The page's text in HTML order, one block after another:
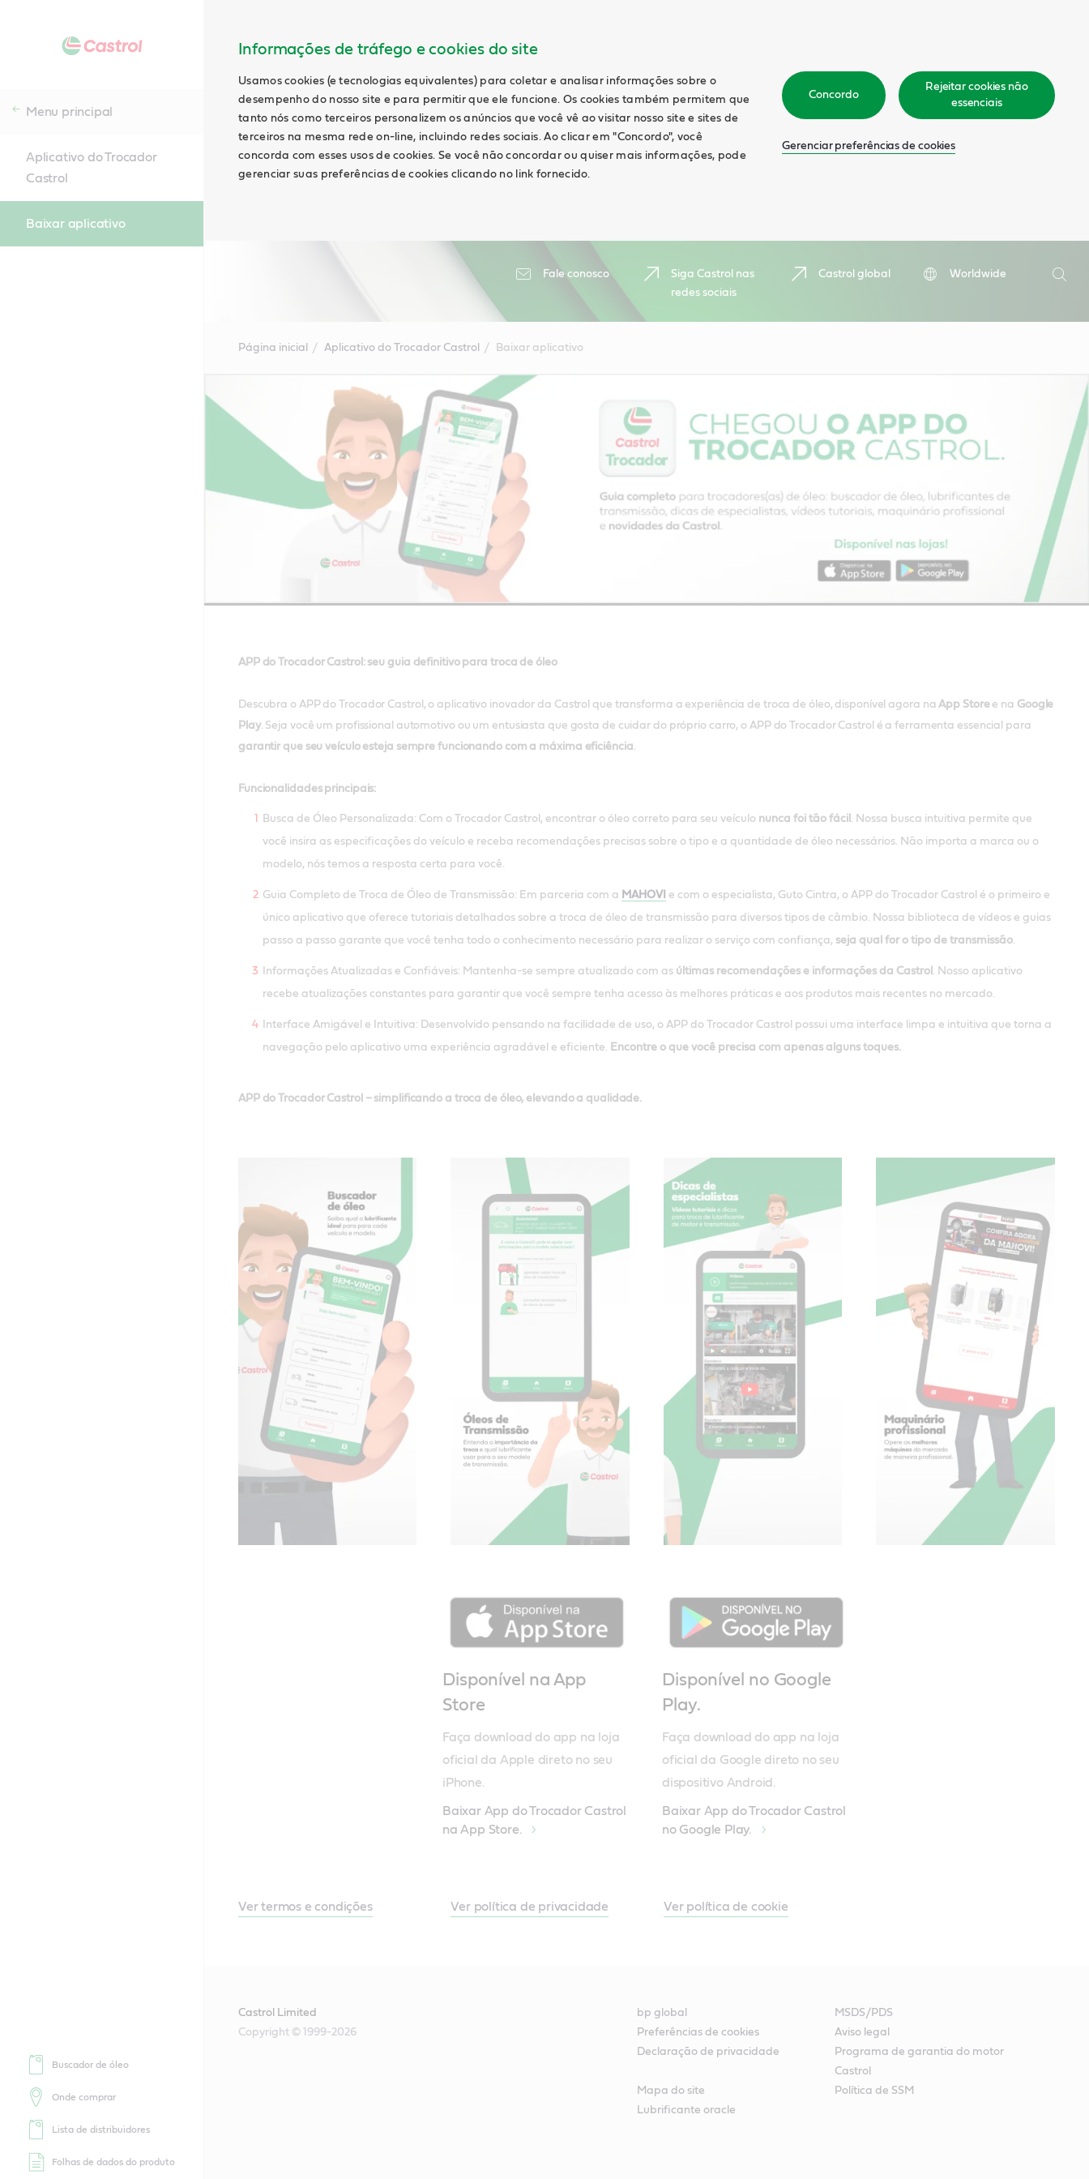
Informações de tráfego e cookies do site
Usamos cookies (e tecnologias equivalentes) para coletar e analisar informações sobre o
desempenho do nosso site e para permitir que ele funcione. Os cookies também permitem que
tanto nós como terceiros personalizem os anúncios que você vê ao visitar nosso site e sites de
terceiros na mesma rede on-line, incluindo redes sociais. Ao clicar em "Concordo", você
concorda com esses usos de cookies. Se você não concordar ou quiser mais informações, pode
gerenciar suas preferências de cookies clicando no link fornecido.
Concordo
Rejeitar cookies não
essenciais
Gerenciar preferências de cookies
Fale conosco
Siga Castrol nas
redes sociais
Castrol global
Worldwide
Menu principal
Aplicativo do Trocador
Castrol
Baixar aplicativo
Buscador de óleo
Onde comprar
Lista de distribuidores
Folhas de dados do produto
Página inicial Aplicativo do Trocador Castrol Baixar aplicativo
Content
APP do Trocador Castrol: seu guia definitivo para troca de óleo
Descubra o APP do Trocador Castrol, o aplicativo inovador da Castrol que transforma a experiência de troca de óleo, disponível agora naApp Storee na Google
Play. Seja você um profissional automotivo ou um entusiasta que gosta de cuidar do próprio carro, o APP do Trocador Castrol é a ferramenta essencial para
garantir que seu veículo esteja sempre funcionando com a máxima eficiência.
Funcionalidades principais:
Busca de Óleo Personalizada: Com o Trocador Castrol, encontrar o óleo correto para seu veículo nunca foi tão fácil . Nossa busca intuitiva permite que
você insira as especificações do veículo e receba recomendações precisas sobre o tipo e a quantidade de óleo necessários. Não importa a marca ou o
modelo, nós temos a resposta certa para você.
Guia Completo de Troca de Óleo de Transmissão: Em parceria com a MAHOVI e com o especialista, Guto Cintra, o APP do Trocador Castrol é o primeiro e
único aplicativo que oferece tutoriais detalhados sobre a troca de óleo de transmissão para diversos tipos de câmbio. Nossa biblioteca de vídeos e guias
passo a passo garante que você tenha todo o conhecimento necessário para realizar o serviço com confiança, seja qual for o tipo de transmissão.
Informações Atualizadas e Confiáveis: Mantenha-se sempre atualizado com as últimas recomendações e informações da Castrol . Nosso aplicativo
recebe atualizações constantes para garantir que você sempre tenha acesso às melhores práticas e aos produtos mais recentes no mercado.
Interface Amigável e Intuitiva: Desenvolvido pensando na facilidade de uso, o APP do Trocador Castrol possui uma interface limpa e intuitiva que torna a
navegação pelo aplicativo uma experiência agradável e eficiente. Encontre o que você precisa com apenas alguns toques.
APP do Trocador Castrol – simplificando a troca de óleo, elevando a qualidade.
Disponível na App
Store
Faça download do app na loja
oficial da Apple direto no seu
iPhone.
Baixar App do Trocador Castrol
na App Store.
Disponível no Google
Play.
Faça download do app na loja
oficial da Google direto no seu
dispositivo Android.
Baixar App do Trocador Castrol
no Google Play.
Ver termos e condições Ver política de privacidade Ver política de cookie
Castrol Limited
Copyright © 1999-2026
bp global
MSDS/PDS
Preferências de cookies
Aviso legal
Declaração de privacidade
Programa de garantia do motor
Castrol
Mapa do site
Política de SSM
Lubrificante oracle